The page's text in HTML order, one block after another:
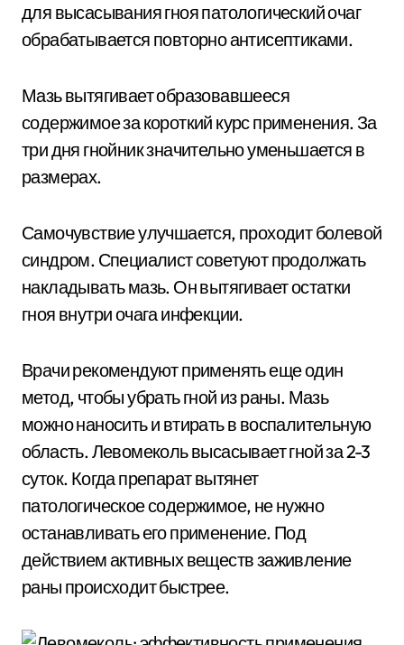
для высасывания гноя патологический очаг
обрабатывается повторно антисептиками.
Мазь вытягивает образовавшееся
содержимое за короткий курс применения. За
три дня гнойник значительно уменьшается в
размерах.
Самочувствие улучшается, проходит болевой
синдром. Специалист советуют продолжать
накладывать мазь. Он вытягивает остатки
гноя внутри очага инфекции.
Врачи рекомендуют применять еще один
метод, чтобы убрать гной из раны. Мазь
можно наносить и втирать в воспалительную
область. Левомеколь высасывает гной за 2-3
суток. Когда препарат вытянет
патологическое содержимое, не нужно
останавливать его применение. Под
действием активных веществ заживление
раны происходит быстрее.